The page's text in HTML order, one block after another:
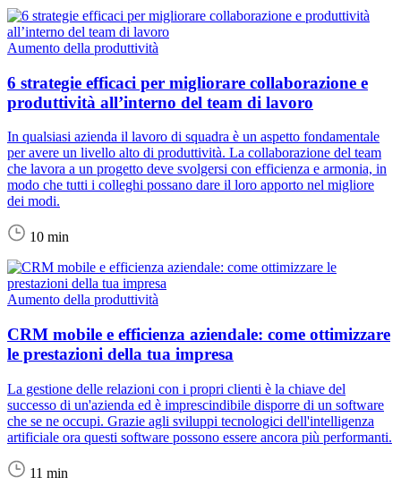
Aumento della produttività
6 strategie efficaci per migliorare collaborazione e
produttività all’interno del team di lavoro
In qualsiasi azienda il lavoro di squadra è un aspetto fondamentale
per avere un livello alto di produttività. La collaborazione del team
che lavora a un progetto deve svolgersi con efficienza e armonia, in
modo che tutti i colleghi possano dare il loro apporto nel migliore
dei modi.
10 min
Aumento della produttività
CRM mobile e efficienza aziendale: come ottimizzare
le prestazioni della tua impresa
La gestione delle relazioni con i propri clienti è la chiave del
successo di un'azienda ed è imprescindibile disporre di un software
che se ne occupi. Grazie agli sviluppi tecnologici dell'intelligenza
artificiale ora questi software possono essere ancora più performanti.
11 min